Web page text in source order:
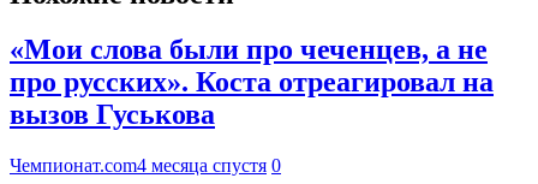
«Мои слова были про чеченцев, а не
про русских». Коста отреагировал на
вызов Гуськова
Чемпионат.com4 месяца спустя 0